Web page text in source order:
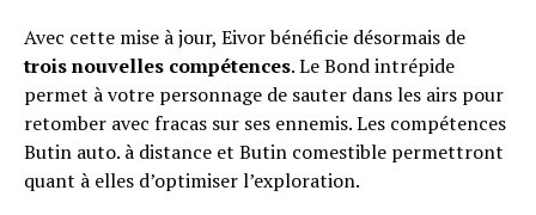
Avec cette mise à jour, Eivor bénéficie désormais de
trois nouvelles compétences. Le Bond intrépide
permet à votre personnage de sauter dans les airs pour
retomber avec fracas sur ses ennemis. Les compétences
Butin auto. à distance et Butin comestible permettront
quant à elles d’optimiser l’exploration.
Flipboard
Reddit